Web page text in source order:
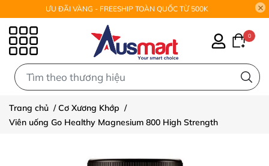
ƯU ĐÃI VÀNG - FREESHIP TOÀN QUỐC TỪ 500K
0
Trang chủ /Cơ Xương Khớp /
Viên uống Go Healthy Magnesium 800 High Strength